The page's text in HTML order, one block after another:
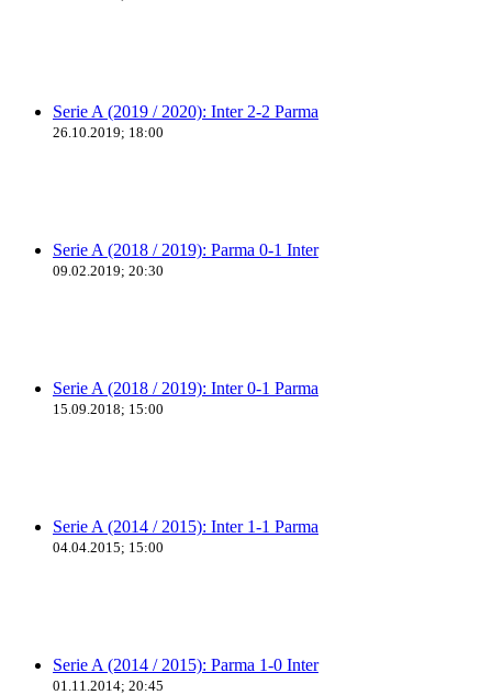
Serie A (2019 / 2020): Inter 2-2 Parma
26.10.2019; 18:00
Serie A (2018 / 2019): Parma 0-1 Inter
09.02.2019; 20:30
Serie A (2018 / 2019): Inter 0-1 Parma
15.09.2018; 15:00
Serie A (2014 / 2015): Inter 1-1 Parma
04.04.2015; 15:00
Serie A (2014 / 2015): Parma 1-0 Inter
01.11.2014; 20:45